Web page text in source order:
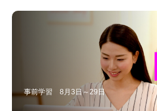
事前学習 8月3日～29日